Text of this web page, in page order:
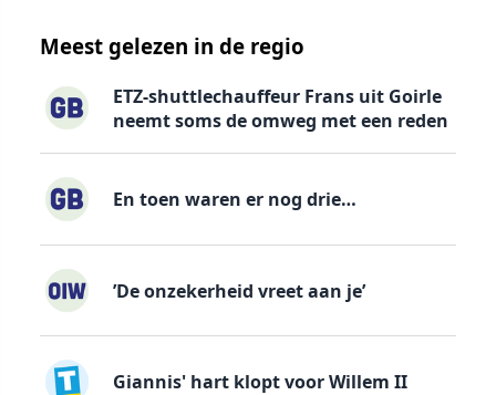
Meest gelezen in de regio
ETZ-shuttlechauffeur Frans uit Goirle
neemt soms de omweg met een reden
En toen waren er nog drie…
’De onzekerheid vreet aan je’
Giannis' hart klopt voor Willem II